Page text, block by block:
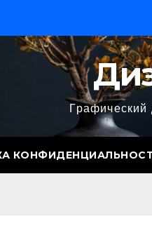
Графический